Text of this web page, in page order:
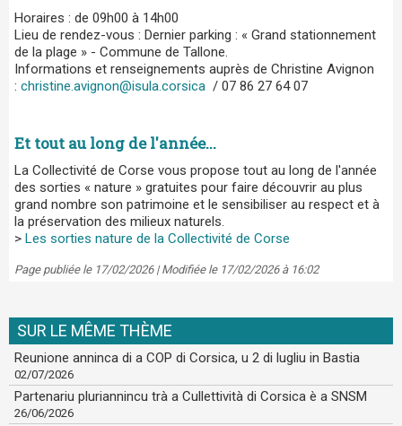
Horaires : de 09h00 à 14h00
Lieu de rendez-vous : Dernier parking : « Grand stationnement
de la plage » - Commune de Tallone.
Informations et renseignements auprès de Christine Avignon
: christine.avignon@isula.corsica / 07 86 27 64 07
Et tout au long de l'année...
La Collectivité de Corse vous propose tout au long de l'année
des sorties « nature » gratuites pour faire découvrir au plus
grand nombre son patrimoine et le sensibiliser au respect et à
la préservation des milieux naturels.
> Les sorties nature de la Collectivité de Corse
Page publiée le 17/02/2026 | Modifiée le 17/02/2026 à 16:02
SUR LE MÊME THÈME
Reunione anninca di a COP di Corsica, u 2 di lugliu in Bastia
02/07/2026
Partenariu pluriannincu trà a Cullettività di Corsica è a SNSM
26/06/2026